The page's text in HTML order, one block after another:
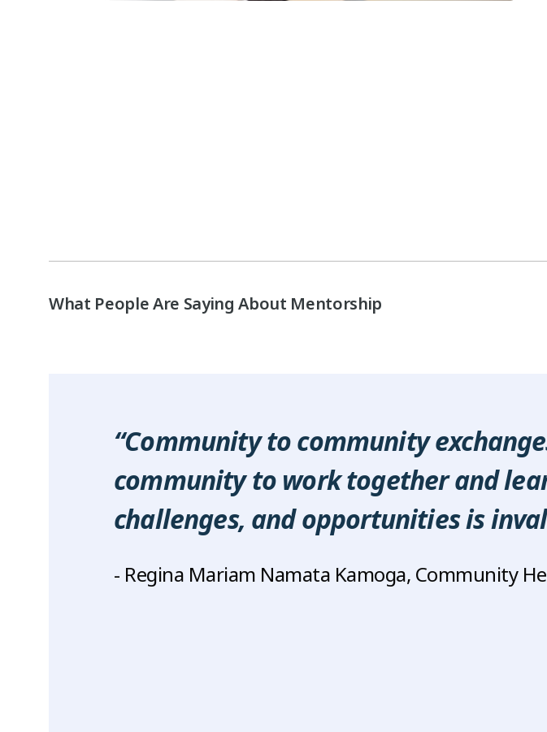
What People Are Saying About Mentorship
“Community to community
community to work together and
challenges, and opportunities is
- Regina Mariam Namata Kamoga, Community